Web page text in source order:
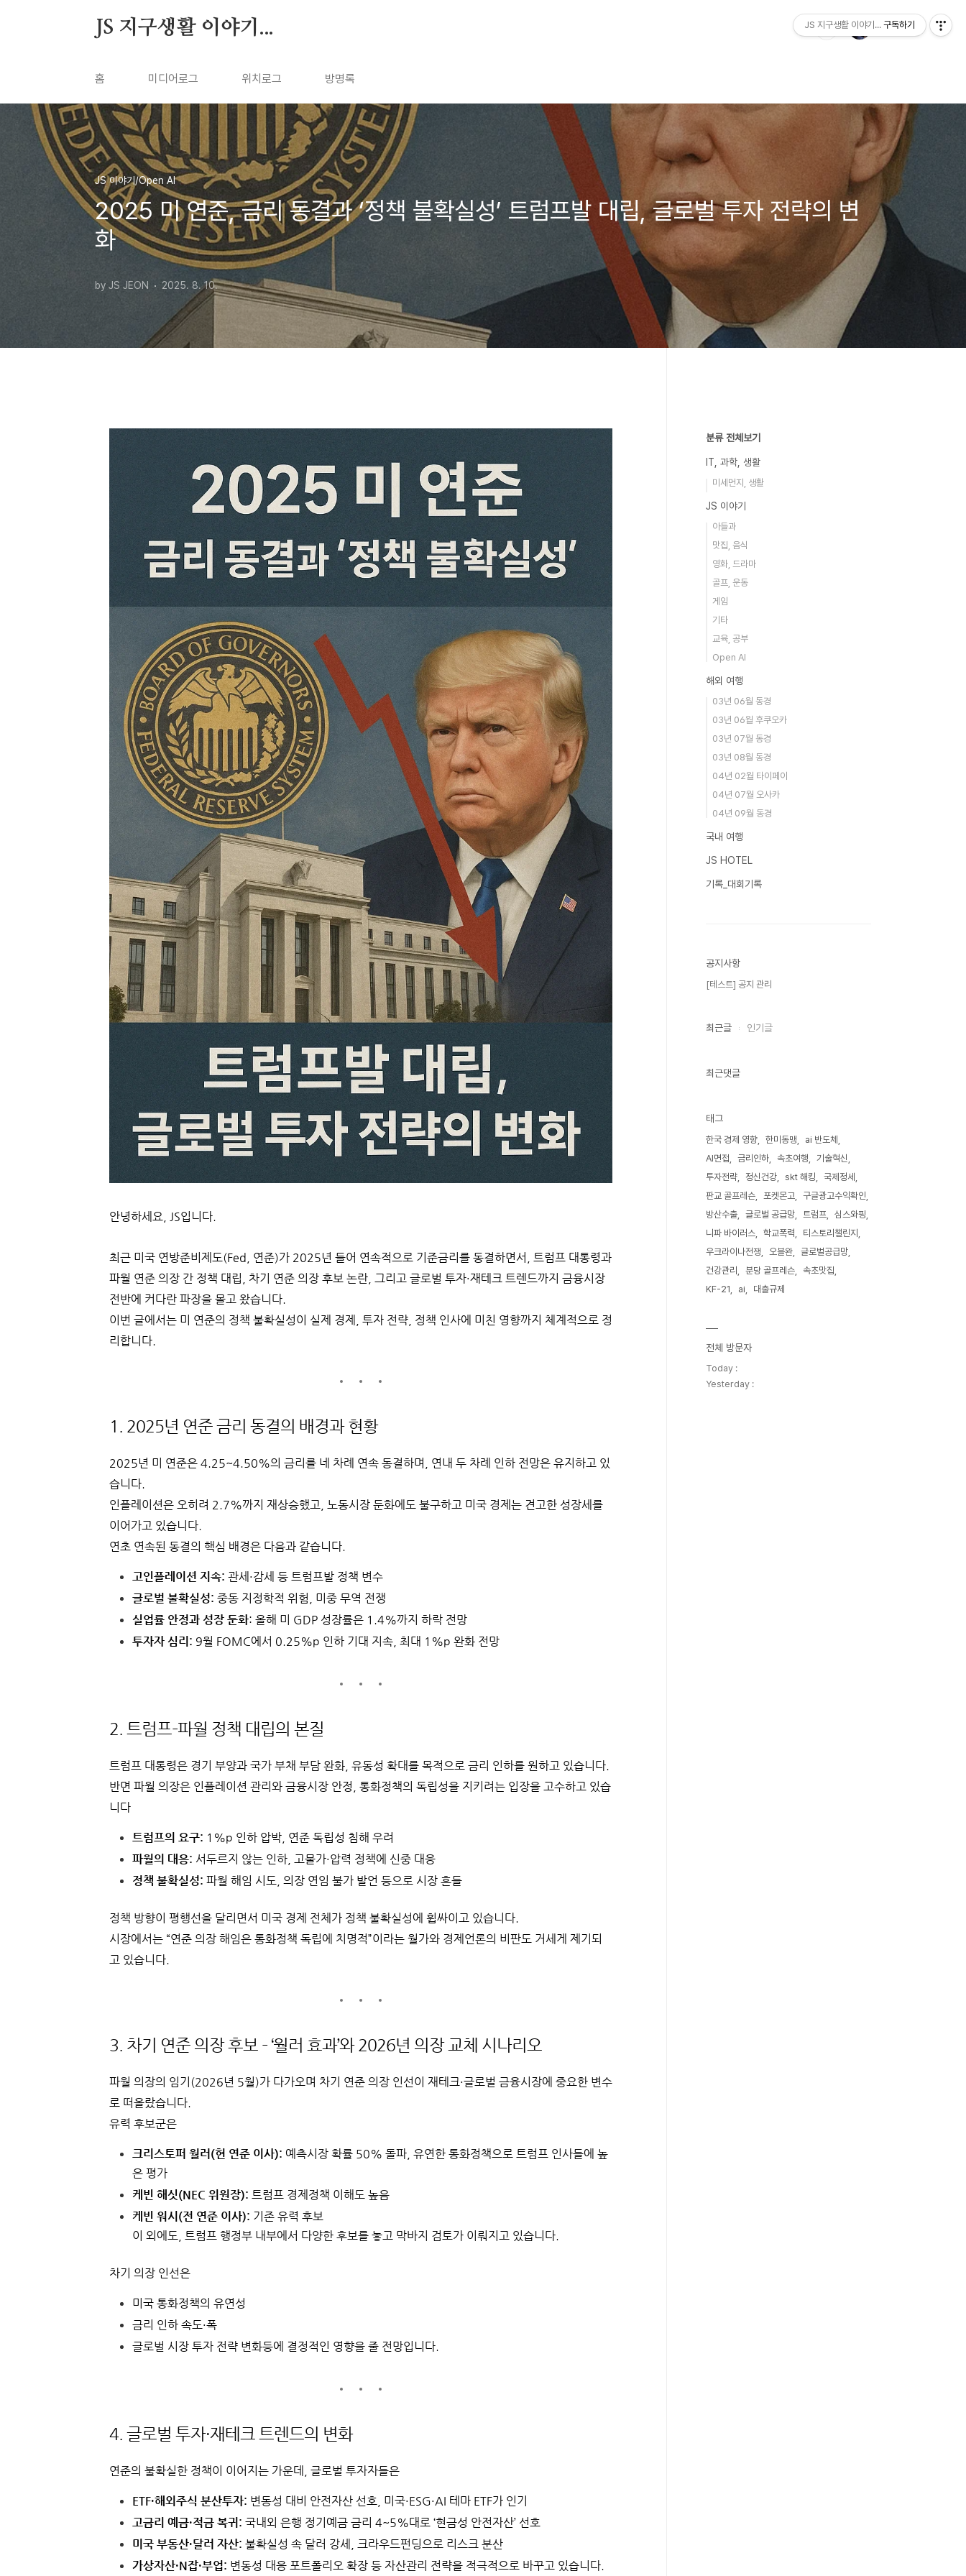
JS 지구생활 이야기...
홈 미디어로그 위치로그 방명록
JS 이야기/Open AI
2025 미 연준, 금리 동결과 ‘정책 불확실성’ 트럼프발 대립, 글로벌 투자 전략의 변
화
by JS JEON 2025. 8. 10.
안녕하세요, JS입니다.
최근 미국 연방준비제도(Fed, 연준)가 2025년 들어 연속적으로 기준금리를 동결하면서, 트럼프 대통령과
파월 연준 의장 간 정책 대립, 차기 연준 의장 후보 논란, 그리고 글로벌 투자·재테크 트렌드까지 금융시장
전반에 커다란 파장을 몰고 왔습니다.
이번 글에서는 미 연준의 정책 불확실성이 실제 경제, 투자 전략, 정책 인사에 미친 영향까지 체계적으로 정
리합니다.
1. 2025년 연준 금리 동결의 배경과 현황
2025년 미 연준은 4.25~4.50%의 금리를 네 차례 연속 동결하며, 연내 두 차례 인하 전망은 유지하고 있
습니다.
인플레이션은 오히려 2.7%까지 재상승했고, 노동시장 둔화에도 불구하고 미국 경제는 견고한 성장세를
이어가고 있습니다.
연초 연속된 동결의 핵심 배경은 다음과 같습니다.
고인플레이션 지속: 관세·감세 등 트럼프발 정책 변수
글로벌 불확실성: 중동 지정학적 위험, 미중 무역 전쟁
실업률 안정과 성장 둔화: 올해 미 GDP 성장률은 1.4%까지 하락 전망
투자자 심리: 9월 FOMC에서 0.25%p 인하 기대 지속, 최대 1%p 완화 전망
2. 트럼프–파월 정책 대립의 본질
트럼프 대통령은 경기 부양과 국가 부채 부담 완화, 유동성 확대를 목적으로 금리 인하를 원하고 있습니다.
반면 파월 의장은 인플레이션 관리와 금융시장 안정, 통화정책의 독립성을 지키려는 입장을 고수하고 있습
니다
트럼프의 요구: 1%p 인하 압박, 연준 독립성 침해 우려
파월의 대응: 서두르지 않는 인하, 고물가·압력 정책에 신중 대응
정책 불확실성: 파월 해임 시도, 의장 연임 불가 발언 등으로 시장 흔들
정책 방향이 평행선을 달리면서 미국 경제 전체가 정책 불확실성에 휩싸이고 있습니다.
시장에서는 “연준 의장 해임은 통화정책 독립에 치명적”이라는 월가와 경제언론의 비판도 거세게 제기되
고 있습니다.
3. 차기 연준 의장 후보 – ‘월러 효과’와 2026년 의장 교체 시나리오
파월 의장의 임기(2026년 5월)가 다가오며 차기 연준 의장 인선이 재테크·글로벌 금융시장에 중요한 변수
로 떠올랐습니다.
유력 후보군은
크리스토퍼 월러(현 연준 이사): 예측시장 확률 50% 돌파, 유연한 통화정책으로 트럼프 인사들에 높
은 평가
케빈 해싯(NEC 위원장): 트럼프 경제정책 이해도 높음
케빈 워시(전 연준 이사): 기존 유력 후보
이 외에도, 트럼프 행정부 내부에서 다양한 후보를 놓고 막바지 검토가 이뤄지고 있습니다.
차기 의장 인선은
미국 통화정책의 유연성
금리 인하 속도·폭
글로벌 시장 투자 전략 변화등에 결정적인 영향을 줄 전망입니다.
4. 글로벌 투자·재테크 트렌드의 변화
연준의 불확실한 정책이 이어지는 가운데, 글로벌 투자자들은
ETF·해외주식 분산투자: 변동성 대비 안전자산 선호, 미국·ESG·AI 테마 ETF가 인기
고금리 예금·적금 복귀: 국내외 은행 정기예금 금리 4~5%대로 ‘현금성 안전자산’ 선호
미국 부동산·달러 자산: 불확실성 속 달러 강세, 크라우드펀딩으로 리스크 분산
가상자산·N잡·부업: 변동성 대응 포트폴리오 확장 등 자산관리 전략을 적극적으로 바꾸고 있습니다.
분류 전체보기
IT, 과학, 생활
미세먼지, 생활
JS 이야기
아들과
맛집, 음식
영화, 드라마
골프, 운동
게임
기타
교육, 공부
Open AI
해외 여행
03년 06월 동경
03년 06월 후쿠오카
03년 07월 동경
03년 08월 동경
04년 02월 타이페이
04년 07월 오사카
04년 09월 동경
국내 여행
JS HOTEL
기록_대회기록
공지사항
[테스트] 공지 관리
최근글 인기글
최근댓글
태그
한국 경제 영향 한미동맹
ai 반도체
AI면접
금리인하 속초여행
기술혁신
투자전략
정신건강 skt 해킹
국제정세
판교 골프레슨
포켓몬고
구글광고수익확인
방산수출
글로벌 공급망 트럼프
심스와핑
니파 바이러스
학교폭력
티스토리챌린지
우크라이나전쟁
오블완
글로벌공급망
건강관리
분당 골프레슨
속초맛집
KF-21
ai 대출규제
전체 방문자
Today :
Yesterday :
JS 지구생활 이야기... 구독하기